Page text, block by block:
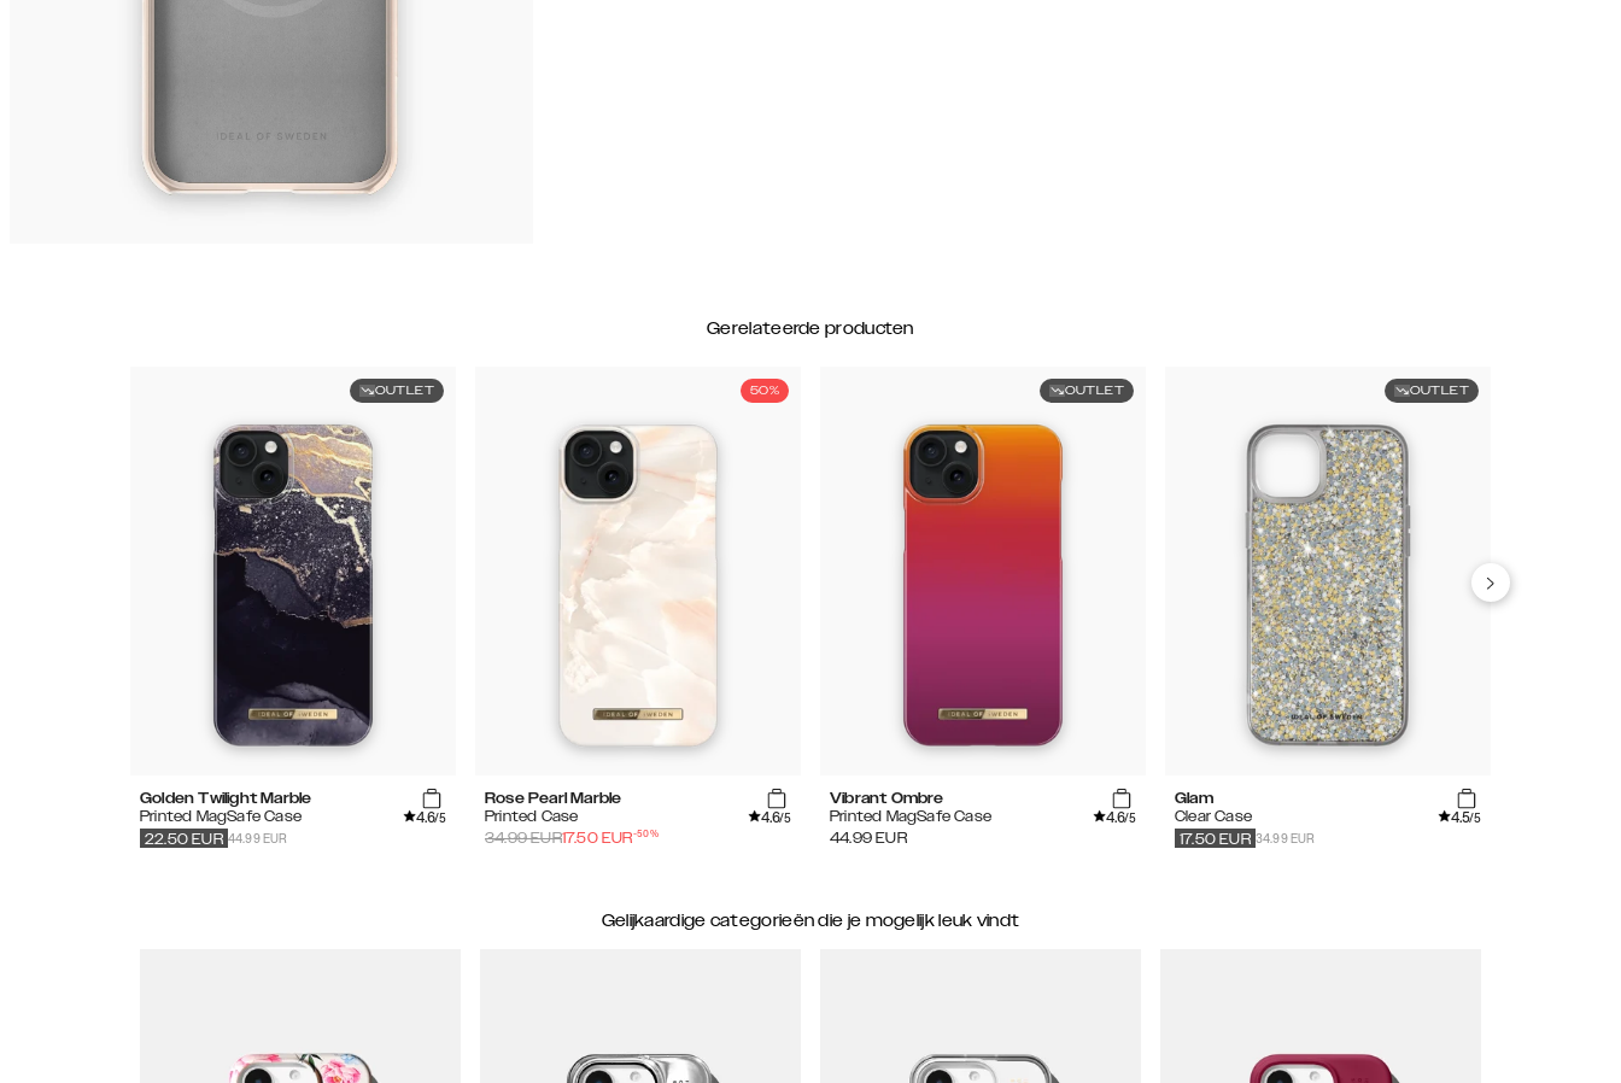
Gerelateerde producten
OUTLET
Golden Twilight Marble
Printed MagSafe Case
4.6/5
44.99 EUR
22.50 EUR
50%
Rose Pearl Marble
Printed Case
4.6/5
34.99EUR17.50 EUR-50%
OUTLET
Vibrant Ombre
Printed MagSafe Case
4.6/5
44.99 EUR
OUTLET
Glam
Clear Case
4.5/5
34.99 EUR
17.50 EUR
Gelijkaardige categorieën die je mogelijk leuk vindt